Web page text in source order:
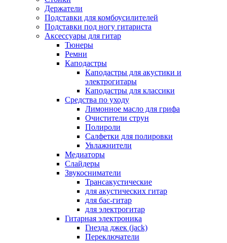
Держатели
Подставки для комбоусилителей
Подставки под ногу гитариста
Аксессуары для гитар
Тюнеры
Ремни
Каподастры
Каподастры для акустики и
электрогитары
Каподастры для классики
Средства по уходу
Лимонное масло для грифа
Очистители струн
Полироли
Салфетки для полировки
Увлажнители
Медиаторы
Слайдеры
Звукосниматели
Трансакустические
для акустических гитар
для бас-гитар
для электрогитар
Гитарная электроника
Гнезда джек (jack)
Переключатели